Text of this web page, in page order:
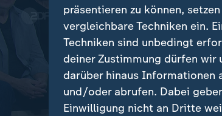
präsentieren zu können,
vergleichbare Techniken ein.
Techniken sind unbedingt
deiner Zustimmung dürfen wir
darüber hinaus Informationen
und/oder abrufen. Dabei
Einwilligung nicht an Dritte